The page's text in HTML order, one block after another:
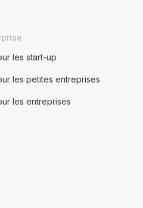
les start-up
les petites entreprises
les entreprises